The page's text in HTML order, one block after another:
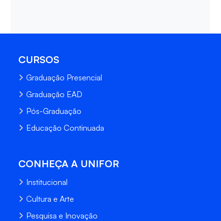
CURSOS
Graduação Presencial
Graduação EAD
Pós-Graduação
Educação Continuada
CONHEÇA A UNIFOR
Institucional
Cultura e Arte
Pesquisa e Inovação